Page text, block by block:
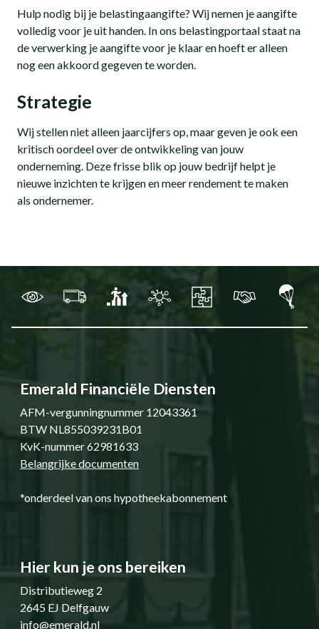
Hulp nodig bij je belastingaangifte? Wij nemen je aangifte
volledig voor je uit handen. In ons belastingportaal staat na
de verwerking je aangifte voor je klaar en hoeft er alleen
nog een akkoord gegeven te worden.
Strategie
Wij stellen niet alleen jaarcijfers op, maar geven je ook een
kritisch oordeel over de ontwikkeling van jouw
onderneming. Deze frisse blik op jouw bedrijf helpt je
nieuwe inzichten te krijgen en meer rendement te maken
als ondernemer.
Emerald Financiële Diensten
AFM-vergunningnummer 12043361
BTW NL855039231B01
KvK-nummer 62981633
Belangrijke documenten
*onderdeel van ons hypotheekabonnement
Hier kun je ons bereiken
Distributieweg 2
2645 EJ Delfgauw
info@emerald.nl